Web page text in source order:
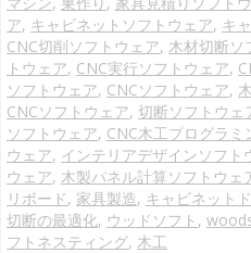
ア, キャビネットソフトウェア, キ
CNC切削ソフトウェア, 木材切断ソ
トウェア, CNC実行ソフトウェア,
ソフトウェア, CNCソフトウェア,
CNCソフトウェア, 切断ソフトウェ
ソフトウェア, CNC木工プログラ
ウェア, インテリアデザインソフト
ウェア, 木製パネル計算ソフトウェ
リボード, 家具製造, キャビネット
切断の最適化, ウッドソフト ,
フトネスティング, 木工